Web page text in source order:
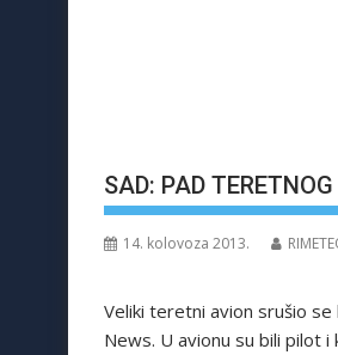
SAD: PAD
14. kolovoza 2013.
Veliki teretni avion srušio
News. U avionu su bili pilot